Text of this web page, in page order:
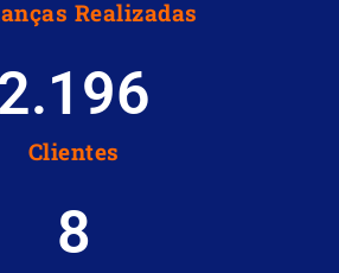
Realizadas
Clientes
8